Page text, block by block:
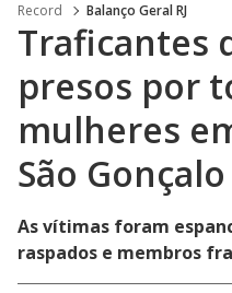
Record Balanço Geral RJ
Traficantes
presos por
mulheres
São Gonçalo
As vítimas foram
raspados e membros